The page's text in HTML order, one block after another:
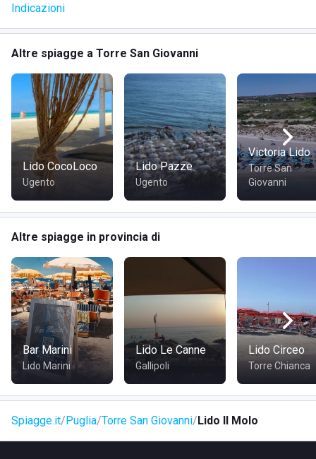
all'insegna del fitness, sport, divertimento e altri hobby.
Indicazioni
Altre spiagge a Torre San Giovanni
Lido CocoLoco
Ugento
Lido Pazze
Ugento
Victoria Lido
Torre San
Giovanni
Altre spiagge in provincia di
Bar Marini
Lido Marini
Lido Le Canne
Gallipoli
Lido Circeo
Torre Chianca
Spiagge.it Puglia Torre San Giovanni Lido Il Molo